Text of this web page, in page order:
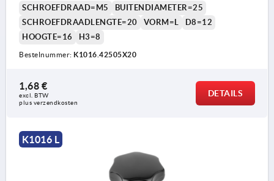
SCHROEFDRAAD=M5
BUITENDIAMETER=25
SCHROEFDRAADLENGTE=20
VORM=L
D8=12
HOOGTE=16
H3=8
Bestelnummer: K1016.42505X20
1,68 €
excl. BTW
plus verzendkosten
DETAILS
K1016 L